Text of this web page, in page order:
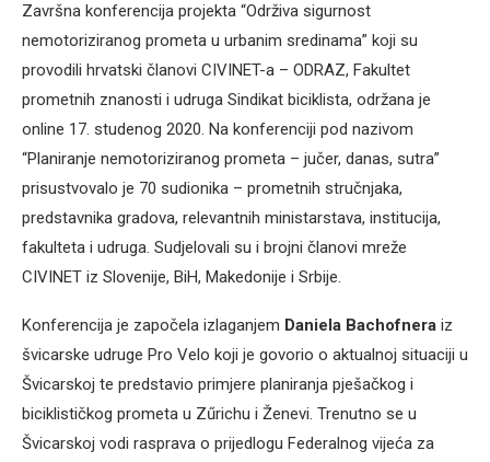
Završna konferencija projekta “Održiva sigurnost
nemotoriziranog prometa u urbanim sredinama” koji su
provodili hrvatski članovi CIVINET-a – ODRAZ, Fakultet
prometnih znanosti i udruga Sindikat biciklista, održana je
online 17. studenog 2020. Na konferenciji pod nazivom
“Planiranje nemotoriziranog prometa – jučer, danas, sutra”
prisustvovalo je 70 sudionika – prometnih stručnjaka,
predstavnika gradova, relevantnih ministarstava, institucija,
fakulteta i udruga. Sudjelovali su i brojni članovi mreže
CIVINET iz Slovenije, BiH, Makedonije i Srbije.
Konferencija je započela izlaganjem Daniela Bachofnera iz
švicarske udruge Pro Velo koji je govorio o aktualnoj situaciji u
Švicarskoj te predstavio primjere planiranja pješačkog i
biciklističkog prometa u Zűrichu i Ženevi. Trenutno se u
Švicarskoj vodi rasprava o prijedlogu Federalnog vijeća za